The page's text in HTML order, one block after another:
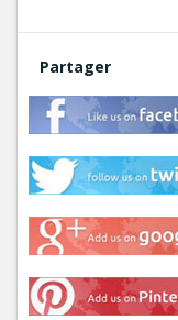
Partager